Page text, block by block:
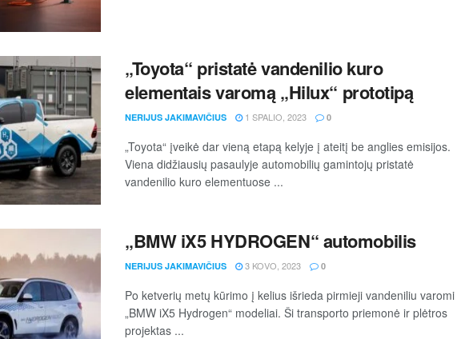
„Toyota“ pristatė vandenilio kuro
elementais varomą „Hilux“ prototipą
NERIJUS JAKIMAVIČIUS 1 SPALIO, 2023 0
„Toyota“ įveikė dar vieną etapą kelyje į ateitį be anglies emisijos.
Viena didžiausių pasaulyje automobilių gamintojų pristatė
vandenilio kuro elementuose ...
„BMW iX5 HYDROGEN“ automobilis
NERIJUS JAKIMAVIČIUS 3 KOVO, 2023 0
Po ketverių metų kūrimo į kelius išrieda pirmieji vandeniliu varomi
„BMW iX5 Hydrogen“ modeliai. Ši transporto priemonė ir plėtros
projektas ...